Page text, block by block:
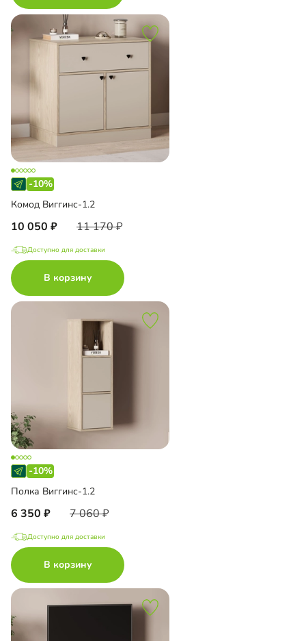
-10%
Комод Виггинс-1.2
10 050 11 170
Доступно для доставки
В корзину
-10%
Полка Виггинс-1.2
6 350 7 060
Доступно для доставки
В корзину